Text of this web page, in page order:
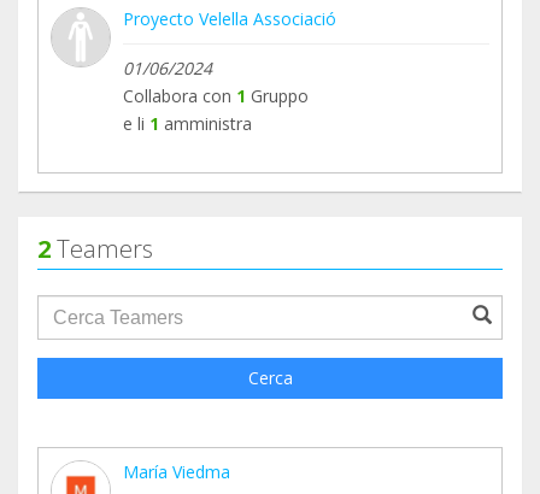
Proyecto Velella Associació
01/06/2024
Collabora con 1 Gruppo
e li 1 amministra
2Teamers
groupProfile.searchForm.search.text???
Cerca
María Viedma